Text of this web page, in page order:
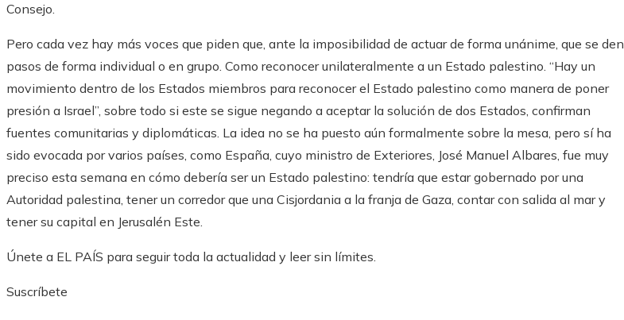
Consejo.
Pero cada vez hay más voces que piden que, ante la imposibilidad de actuar de forma unánime, que se den
pasos de forma individual o en grupo. Como reconocer unilateralmente a un Estado palestino. “Hay un
movimiento dentro de los Estados miembros para reconocer el Estado palestino como manera de poner
presión a Israel”, sobre todo si este se sigue negando a aceptar la solución de dos Estados, confirman
fuentes comunitarias y diplomáticas. La idea no se ha puesto aún formalmente sobre la mesa, pero sí ha
sido evocada por varios países, como España, cuyo ministro de Exteriores, José Manuel Albares, fue muy
preciso esta semana en cómo debería ser un Estado palestino: tendría que estar gobernado por una
Autoridad palestina, tener un corredor que una Cisjordania a la franja de Gaza, contar con salida al mar y
tener su capital en Jerusalén Este.
Únete a EL PAÍS para seguir toda la actualidad y leer sin límites.
Suscríbete